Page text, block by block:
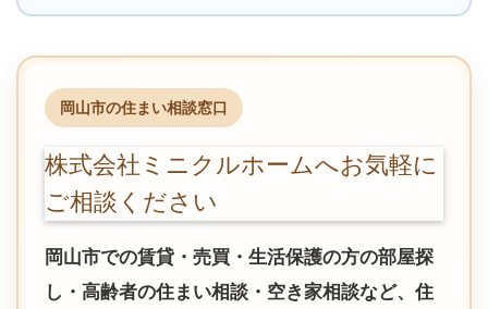
岡山市の住まい相談窓口
株式会社ミニクルホームへお気軽に
ご相談ください
岡山市での賃貸・売買・生活保護の方の部屋探
し・高齢者の住まい相談・空き家相談など、住